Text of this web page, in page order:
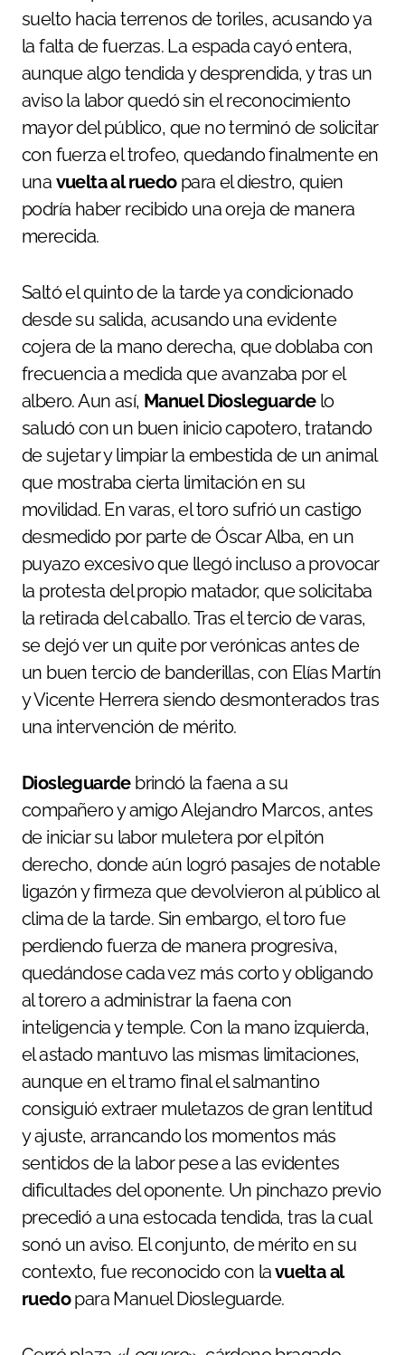
suelto hacia terrenos de toriles, acusando ya
la falta de fuerzas. La espada cayó entera,
aunque algo tendida y desprendida, y tras un
aviso la labor quedó sin el reconocimiento
mayor del público, que no terminó de solicitar
con fuerza el trofeo, quedando finalmente en
una vuelta al ruedopara el diestro, quien
podría haber recibido una oreja de manera
merecida.
Saltó el quinto de la tarde ya condicionado
desde su salida, acusando una evidente
cojera de la mano derecha, que doblaba con
frecuencia a medida que avanzaba por el
albero. Aun así, Manuel Diosleguardelo
saludó con un buen inicio capotero, tratando
de sujetar y limpiar la embestida de un animal
que mostraba cierta limitación en su
movilidad. En varas, el toro sufrió un castigo
desmedido por parte de Óscar Alba, en un
puyazo excesivo que llegó incluso a provocar
la protesta del propio matador, que solicitaba
la retirada del caballo. Tras el tercio de varas,
se dejó ver un quite por verónicas antes de
un buen tercio de banderillas, con Elías Martín
y Vicente Herrera siendo desmonterados tras
una intervención de mérito.
Diosleguarde brindó la faena a su
compañero y amigo Alejandro Marcos, antes
de iniciar su labor muletera por el pitón
derecho, donde aún logró pasajes de notable
ligazón y firmeza que devolvieron al público al
clima de la tarde. Sin embargo, el toro fue
perdiendo fuerza de manera progresiva,
quedándose cada vez más corto y obligando
al torero a administrar la faena con
inteligencia y temple. Con la mano izquierda,
el astado mantuvo las mismas limitaciones,
aunque en el tramo final el salmantino
consiguió extraer muletazos de gran lentitud
y ajuste, arrancando los momentos más
sentidos de la labor pese a las evidentes
dificultades del oponente. Un pinchazo previo
precedió a una estocada tendida, tras la cual
sonó un aviso. El conjunto, de mérito en su
contexto, fue reconocido con lavuelta al
ruedopara Manuel Diosleguarde.